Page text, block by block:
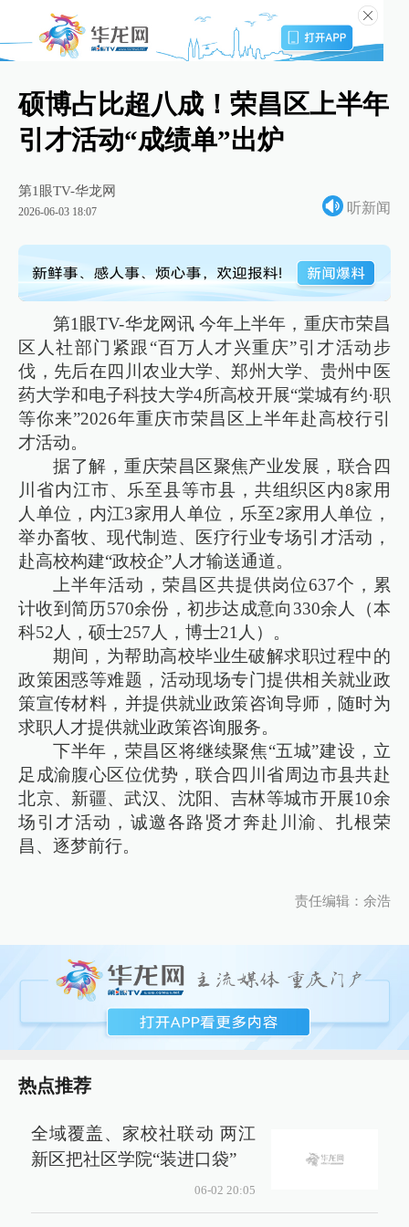
硕博占比超八成！荣昌区上半年
引才活动“成绩单”出炉
第1眼TV-华龙网
2026-06-03 18:07 听新闻
第1眼TV-华龙网讯 今年上半年，重庆市荣昌
区人社部门紧跟“百万人才兴重庆”引才活动步
伐，先后在四川农业大学、郑州大学、贵州中医
药大学和电子科技大学4所高校开展“棠城有约·职
等你来”2026年重庆市荣昌区上半年赴高校行引
才活动。
据了解，重庆荣昌区聚焦产业发展，联合四
川省内江市、乐至县等市县，共组织区内8家用
人单位，内江3家用人单位，乐至2家用人单位，
举办畜牧、现代制造、医疗行业专场引才活动，
赴高校构建“政校企”人才输送通道。
上半年活动，荣昌区共提供岗位637个，累
计收到简历570余份，初步达成意向330余人（本
科52人，硕士257人，博士21人）。
期间，为帮助高校毕业生破解求职过程中的
政策困惑等难题，活动现场专门提供相关就业政
策宣传材料，并提供就业政策咨询导师，随时为
求职人才提供就业政策咨询服务。
下半年，荣昌区将继续聚焦“五城”建设，立
足成渝腹心区位优势，联合四川省周边市县共赴
北京、新疆、武汉、沈阳、吉林等城市开展10余
场引才活动，诚邀各路贤才奔赴川渝、扎根荣
昌、逐梦前行。
责任编辑：余浩
热点推荐
全域覆盖、家校社联动 两江
新区把社区学院“装进口袋”
06-02 20:05